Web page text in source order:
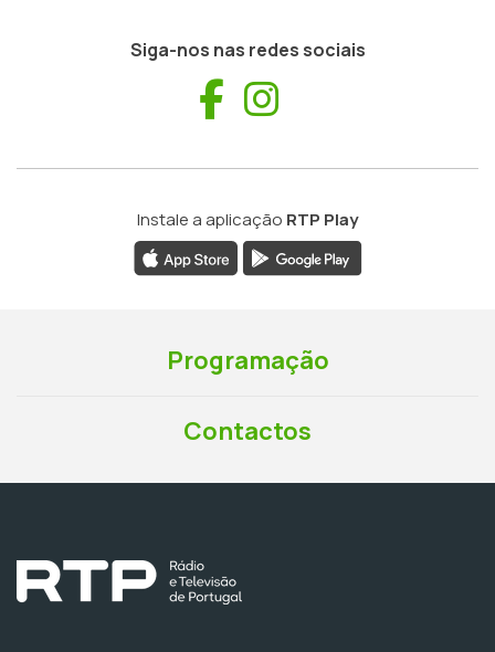
Siga-nos nas redes sociais
Facebook
Instale a aplicação RTP Play
Programação
Contactos